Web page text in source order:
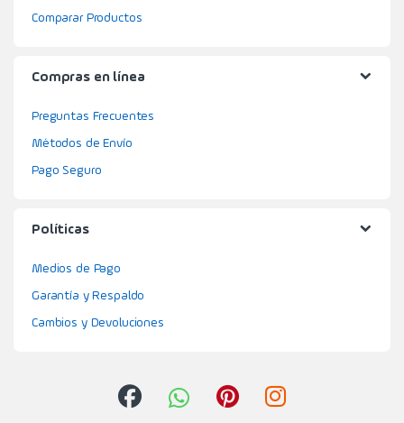
Comparar Productos
Compras en línea
Preguntas Frecuentes
Métodos de Envío
Pago Seguro
Políticas
Medios de Pago
Garantía y Respaldo
Cambios y Devoluciones